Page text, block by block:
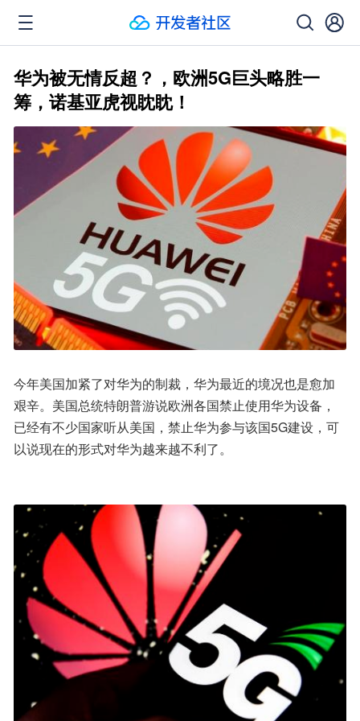
华为被无情反超？，欧洲5G巨头略胜一
筹，诺基亚虎视眈眈！
今年美国加紧了对华为的制裁，华为最近的境况也是愈加
艰辛。美国总统特朗普游说欧洲各国禁止使用华为设备，
已经有不少国家听从美国，禁止华为参与该国5G建设，可
以说现在的形式对华为越来越不利了。